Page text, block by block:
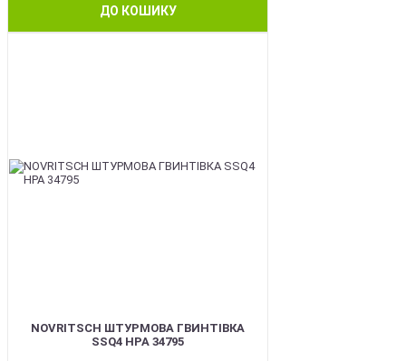
ДО КОШИКУ
NOVRITSCH ШТУРМОВА ГВИНТІВКА
SSQ4 HPA 34795